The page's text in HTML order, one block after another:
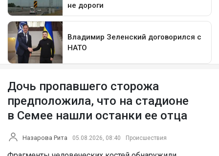
Дочь пропавшего сторожа
предположила, что на стадионе
в Семее нашли останки ее отца
Назарова Рита 05.08.2026, 08:40 Происшествия